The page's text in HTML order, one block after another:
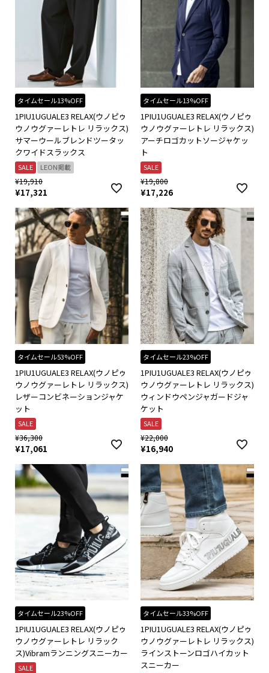
タイムセール13%OFF
1PIU1UGUALE3 RELAX(ウノピゥ
ウノウグァーレトレ リラックス)
サマーウールブレンドツータッ
クワイドスラックス
SALE LEON掲載
¥19,910
¥17,321
タイムセール13%OFF
1PIU1UGUALE3 RELAX(ウノピゥ
ウノウグァーレトレ リラックス)
アーチロゴカットソージャケッ
ト
SALE
¥19,800
¥17,226
タイムセール53%OFF
1PIU1UGUALE3 RELAX(ウノピゥ
ウノウグァーレトレ リラックス)
レザーコンビネーションジャケ
ット
SALE
¥36,300
¥17,061
タイムセール23%OFF
1PIU1UGUALE3 RELAX(ウノピゥ
ウノウグァーレトレ リラックス)
ウィンドウペンジャガードジャ
ケット
SALE
¥22,000
¥16,940
タイムセール23%OFF
1PIU1UGUALE3 RELAX(ウノピゥ
ウノウグァーレトレ リラック
ス)Vibramランニングスニーカー
SALE
タイムセール33%OFF
1PIU1UGUALE3 RELAX(ウノピゥ
ウノウグァーレトレ リラックス)
ラインストーンロゴハイカット
スニーカー